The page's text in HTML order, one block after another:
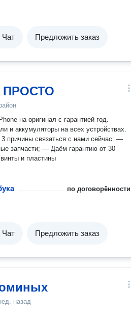
Чат Предложить заказ
на оригинал с гарантией год.
и аккумуляторы на всех устройствах.
запчасти; — Даём гарантию от 30
и пластины
по договорённости
Чат Предложить заказ
назад